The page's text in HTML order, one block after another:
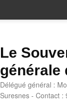
Le
générale
Délégué général :
Suresnes - Contact :